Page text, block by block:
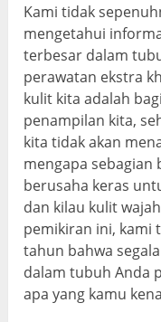
Kami tidak
mengetahui
terbesar dalam
perawatan ekstra
kulit kita adalah
penampilan kita,
kita tidak akan
mengapa
berusaha keras
dan kilau kulit
pemikiran ini, kami
tahun bahwa
dalam tubuh Anda
apa yang kamu